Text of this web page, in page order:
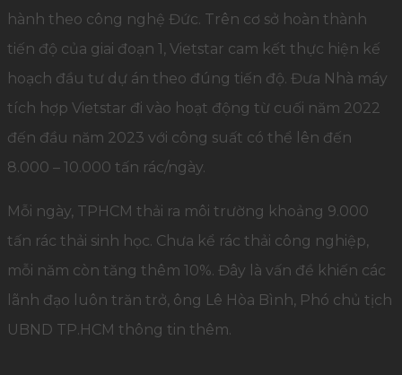
hành theo công nghệ Đức. Trên cơ sở hoàn thành
tiến độ của giai đoạn 1, Vietstar cam kết thực hiện kế
hoạch đầu tư dự án theo đúng tiến độ. Đưa Nhà máy
tích hợp Vietstar đi vào hoạt động từ cuối năm 2022
đến đầu năm 2023 với công suất có thể lên đến
8.000 – 10.000 tấn rác/ngày.
Mỗi ngày, TPHCM thải ra môi trường khoảng 9.000
tấn rác thải sinh học. Chưa kể rác thải công nghiệp,
mỗi năm còn tăng thêm 10%. Đây là vấn đề khiến các
lãnh đạo luôn trăn trở, ông Lê Hòa Bình, Phó chủ tịch
UBND TP.HCM thông tin thêm.